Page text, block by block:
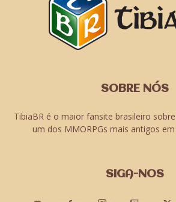
SOBRE NÓS
TibiaBR é o maior fansite brasileiro
um dos MMORPGs mais antigos
SIGA-NOS